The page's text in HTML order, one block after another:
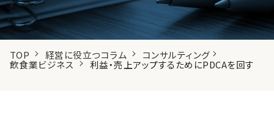
TOP 経営に役立つコラム コンサルティング
飲食業ビジネス 利益・売上アップするためにPDCAを回す